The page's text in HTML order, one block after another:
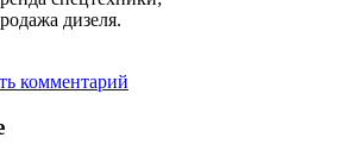
дизеля.
комментарий